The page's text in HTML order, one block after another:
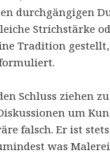
durchgängigen
Strichstärke
Tradition
Schluss ziehen
um
falsch. Er ist
was